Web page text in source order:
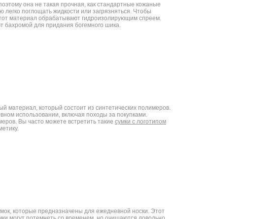
она не такая прочная, как стандартные кожаные
поглощать жидкости или загрязняться. Чтобы
материал обрабатывают гидроизолирующим спреем.
для придания богемного шика.
материал, который состоит из синтетических полимеров.
использовании, включая походы за покупками.
Вы часто можете встретить такие сумки с логотипом
которые предназначены для ежедневной носки. Этот